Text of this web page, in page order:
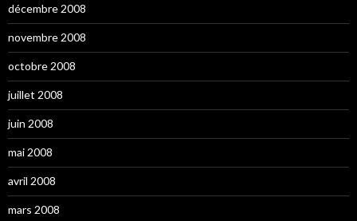
décembre 2008
novembre 2008
octobre 2008
juillet 2008
juin 2008
mai 2008
avril 2008
mars 2008